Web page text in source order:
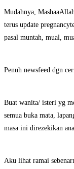
Mudahnya,
terus update
pasal muntah, mual,
Penuh newsfeed dgn
Buat wanita/ isteri yg
semua buka mata,
masa ini direzekikan
Aku lihat ramai